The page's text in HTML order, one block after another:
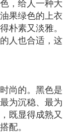
果绿色的上衣
朴素又淡雅。
人也合适，这
时尚的。黑色是
为沉稳、最为
既显得成熟又
配。